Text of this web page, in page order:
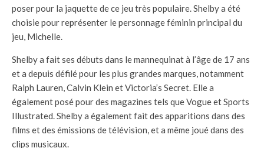
poser pour la jaquette de ce jeu très populaire. Shelby a été
choisie pour représenter le personnage féminin principal du
jeu, Michelle.
Shelby a fait ses débuts dans le mannequinat à l’âge de 17 ans
et a depuis défilé pour les plus grandes marques, notamment
Ralph Lauren, Calvin Klein et Victoria’s Secret. Elle a
également posé pour des magazines tels que Vogue et Sports
Illustrated. Shelby a également fait des apparitions dans des
films et des émissions de télévision, et a même joué dans des
clips musicaux.